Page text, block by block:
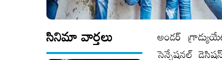
సినిమా వార్తలు
అండర్
సెన్సేషనల్